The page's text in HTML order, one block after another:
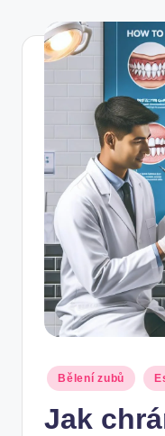
Posted
in
Bělení zubů
Jak